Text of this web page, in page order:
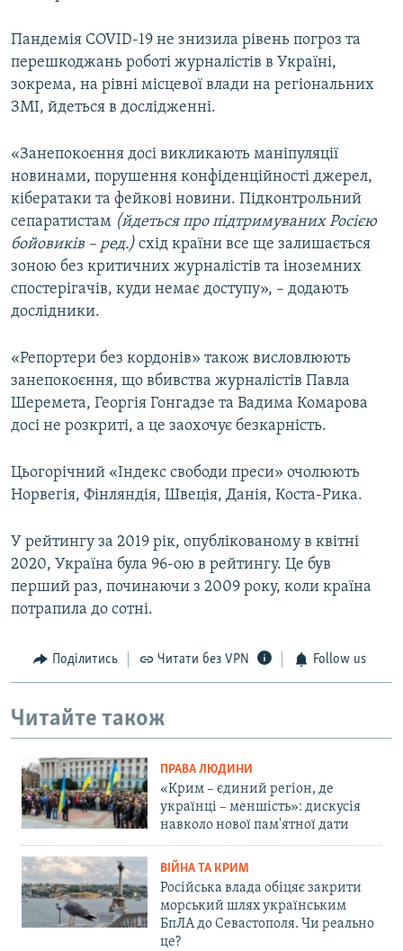
Пандемія COVID-19 не знизила рівень погроз та
перешкоджань роботі журналістів в Україні,
зокрема, на рівні місцевої влади на регіональних
ЗМІ, йдеться в дослідженні.
«Занепокоєння досі викликають маніпуляції
новинами, порушення конфіденційності джерел,
кібератаки та фейкові новини. Підконтрольний
сепаратистам (йдеться про підтримуваних Росією
бойовиків – ред.) схід країни все ще залишається
зоною без критичних журналістів та іноземних
спостерігачів, куди немає доступу», – додають
дослідники.
«Репортери без кордонів» також висловлюють
занепокоєння, що вбивства журналістів Павла
Шеремета, Георгія Гонгадзе та Вадима Комарова
досі не розкриті, а це заохочує безкарність.
Цьогорічний «Індекс свободи преси» очолюють
Норвегія, Фінляндія, Швеція, Данія, Коста-Рика.
У рейтингу за 2019 рік, опублікованому в квітні
2020, Україна була 96-ою в рейтингу. Це був
перший раз, починаючи з 2009 року, коли країна
потрапила до сотні.
Поділитись Читати без VPN Follow us
Читайте також
ПРАВА ЛЮДИНИ
«Крим – єдиний регіон, де
українці – меншість»: дискусія
навколо нової пам'ятної дати
ВІЙНА ТА КРИМ
Російська влада обіцяє закрити
морський шлях українським
БпЛА до Севастополя. Чи реально
це?